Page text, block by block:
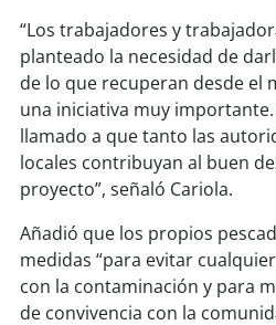
soychillán
soysancarlos
soytalcahuano
soyconcepción
soy coronel
soyarauco
“Los trabajadores y
planteado la necesidad de
de lo que recuperan desde el
una iniciativa muy
llamado a que tanto las
locales contribuyan al buen
proyecto”, señaló Cariola.
Añadió que los propios
medidas “para evitar
con la contaminación y para
de convivencia con la